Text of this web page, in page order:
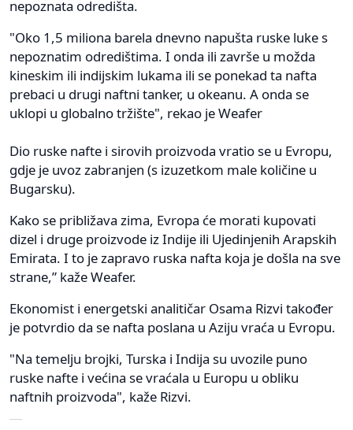
nepoznata odredišta.
"Oko 1,5 miliona barela dnevno napušta ruske luke s
nepoznatim odredištima. I onda ili završe u možda
kineskim ili indijskim lukama ili se ponekad ta nafta
prebaci u drugi naftni tanker, u okeanu. A onda se
uklopi u globalno tržište", rekao je Weafer
Dio ruske nafte i sirovih proizvoda vratio se u Evropu,
gdje je uvoz zabranjen (s izuzetkom male količine u
Bugarsku).
Kako se približava zima, Evropa će morati kupovati
dizel i druge proizvode iz Indije ili Ujedinjenih Arapskih
Emirata. I to je zapravo ruska nafta koja je došla na sve
strane,” kaže Weafer.
Ekonomist i energetski analitičar Osama Rizvi također
je potvrdio da se nafta poslana u Aziju vraća u Evropu.
"Na temelju brojki, Turska i Indija su uvozile puno
ruske nafte i većina se vraćala u Europu u obliku
naftnih proizvoda", kaže Rizvi.